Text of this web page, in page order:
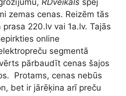
zemas cenas. Reizēm tās
220.lv vai 1a.lv. Tajās
online
segmentā
pārbaudīt cenas šajos
Protams, cenas nebūs
bet ir jārēķina arī preču